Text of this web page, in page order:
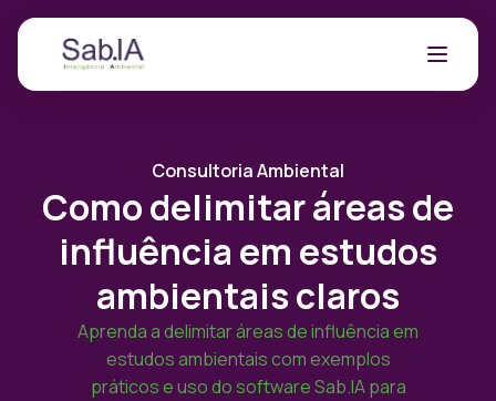
Consultoria Ambiental
Como delimitar áreas de
influência em estudos
ambientais claros
Aprenda a delimitar áreas de influência em
estudos ambientais com exemplos
práticos e uso do software Sab.IA para